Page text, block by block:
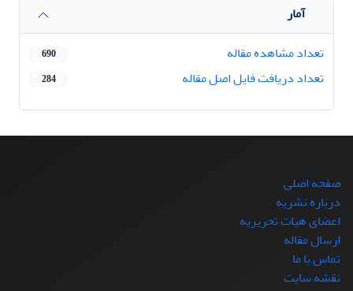
آمار
تعداد مشاهده مقاله
690
تعداد دریافت فایل اصل مقاله 284
صفحه اصلی
درباره نشریه
اعضای هیات تحریریه
ارسال مقاله
تماس با ما
نقشه سایت